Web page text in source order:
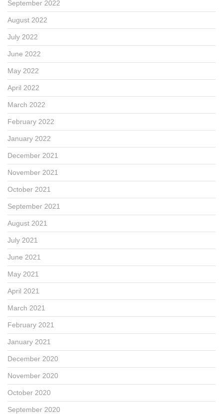
September 2022
August 2022
July 2022
June 2022
May 2022
April 2022
March 2022
February 2022
January 2022
December 2021
November 2021
October 2021
September 2021
August 2021
July 2021
June 2021
May 2021
April 2021
March 2021
February 2021
January 2021
December 2020
November 2020
October 2020
September 2020